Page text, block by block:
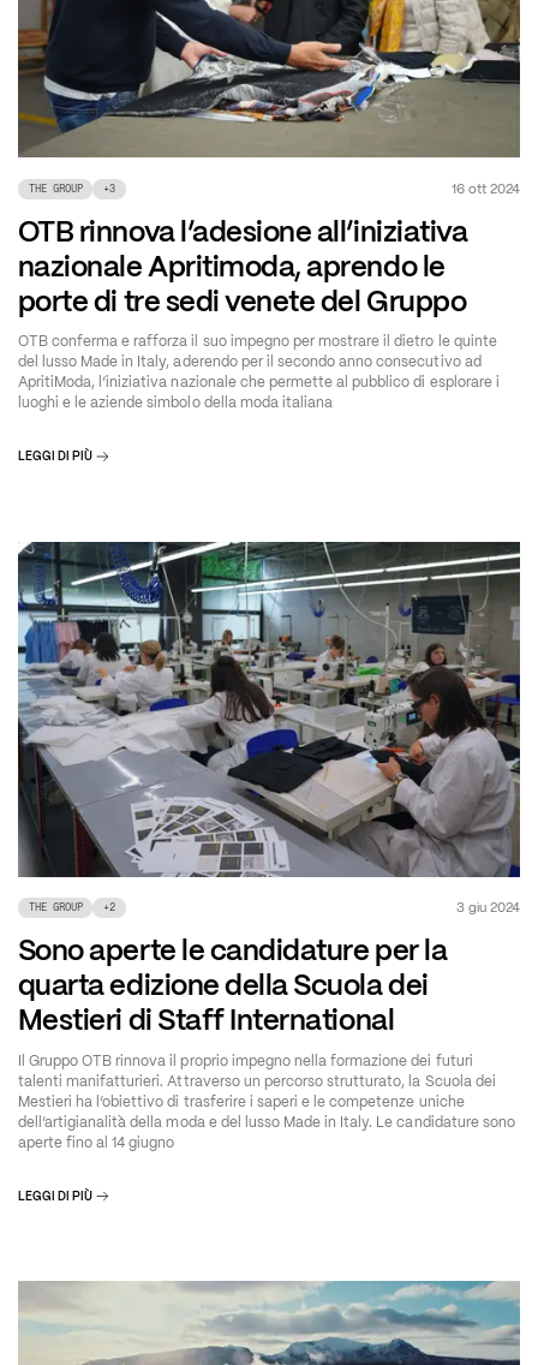
THE GROUP +3 16 ott 2024
OTB rinnova l’adesione all’iniziativa
nazionale Apritimoda, aprendo le
porte di tre sedi venete del Gruppo
OTB conferma e rafforza il suo impegno per mostrare il dietro le quinte
del lusso Made in Italy, aderendo per il secondo anno consecutivo ad
ApritiModa, l’iniziativa nazionale che permette al pubblico di esplorare i
luoghi e le aziende simbolo della moda italiana
LEGGI DI PIÙ
THE GROUP +2 3 giu 2024
Sono aperte le candidature per la
quarta edizione della Scuola dei
Mestieri di Staff International
Il Gruppo OTB rinnova il proprio impegno nella formazione dei futuri
talenti manifatturieri. Attraverso un percorso strutturato, la Scuola dei
Mestieri ha l’obiettivo di trasferire i saperi e le competenze uniche
dell’artigianalità della moda e del lusso Made in Italy. Le candidature sono
aperte fino al 14 giugno
LEGGI DI PIÙ